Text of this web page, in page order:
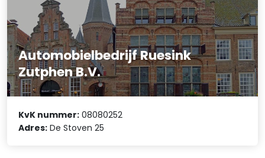
Automobielbedrijf Ruesink
Zutphen B.V.
KvK nummer: 08080252
Adres: De Stoven 25